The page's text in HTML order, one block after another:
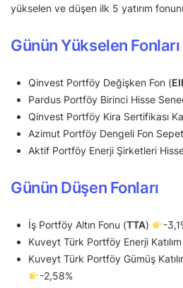
yükselen ve düşen ilk 5 yatırım
Günün Yükselen Fonları
Qinvest Portföy Değişken Fon (
Pardus Portföy Birinci Hisse
Qinvest Portföy Kira Sertifikası
Azimut Portföy Dengeli Fon
Aktif Portföy Enerji Şirketleri
Günün Düşen Fonları
İş Portföy Altın Fonu (TTA)
-
Kuveyt Türk Portföy Enerji
Kuveyt Türk Portföy Gümüş
-2,58%